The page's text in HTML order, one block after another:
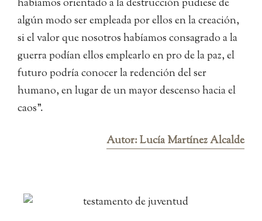
habíamos orientado a la destrucción pudiese de
algún modo ser empleada por ellos en la creación,
si el valor que nosotros habíamos consagrado a la
guerra podían ellos emplearlo en pro de la paz, el
futuro podría conocer la redención del ser
humano, en lugar de un mayor descenso hacia el
caos”.
Autor: Lucía Martínez Alcalde